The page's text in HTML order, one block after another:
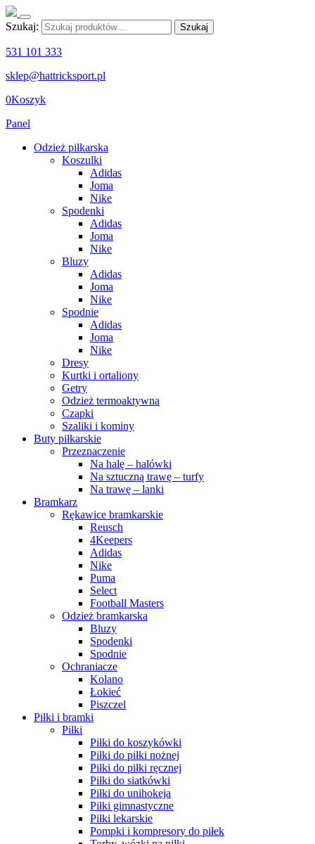
Szukaj: Szukaj
531 101 333
sklep@hattricksport.pl
0Koszyk
Panel
Odzież piłkarska
Koszulki
Adidas
Joma
Nike
Spodenki
Adidas
Joma
Nike
Bluzy
Adidas
Joma
Nike
Spodnie
Adidas
Joma
Nike
Dresy
Kurtki i ortaliony
Getry
Odzież termoaktywna
Czapki
Szaliki i kominy
Buty piłkarskie
Przeznaczenie
Na halę – halówki
Na sztuczną trawę – turfy
Na trawę – lanki
Bramkarz
Rękawice bramkarskie
Reusch
4Keepers
Adidas
Nike
Puma
Select
Football Masters
Odzież bramkarska
Bluzy
Spodenki
Spodnie
Ochraniacze
Kolano
Łokieć
Piszczel
Piłki i bramki
Piłki
Piłki do koszykówki
Piłki do piłki nożnej
Piłki do piłki ręcznej
Piłki do siatkówki
Piłki do unihokeja
Piłki gimnastyczne
Piłki lekarskie
Pompki i kompresory do piłek